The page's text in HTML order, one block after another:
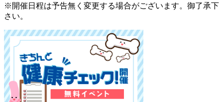
※開催日程は予告無く変更する場合がございます。御了承下
さい。